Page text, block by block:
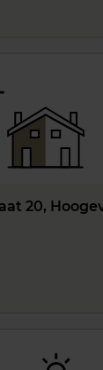
20,